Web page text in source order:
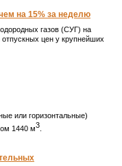
на 15% за неделю
газов (СУГ) на
цен у крупнейших
или горизонтальные)
1440 м3